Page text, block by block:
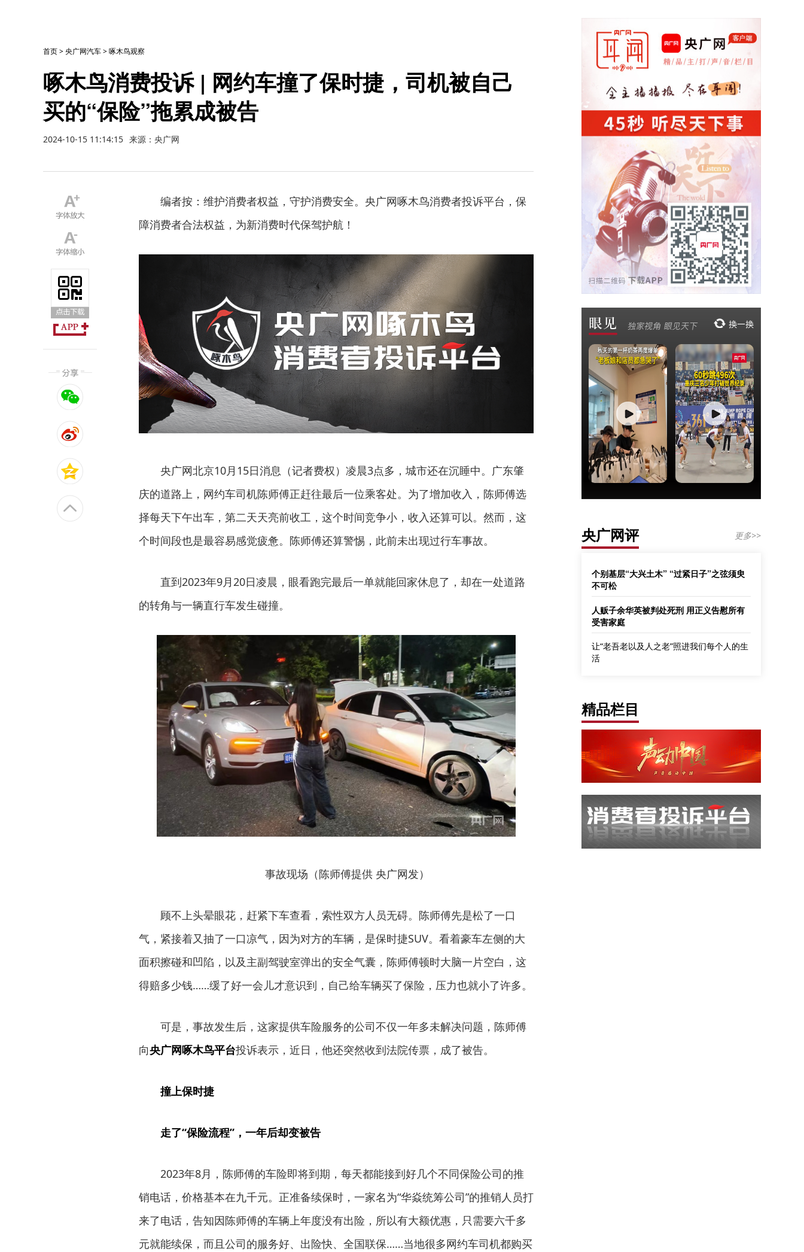
首页>央广网汽车>啄木鸟观察
啄木鸟消费投诉 | 网约车撞了保时捷，司机被自己
买的“保险”拖累成被告
2024-10-15 11:14:15 来源：央广网
编者按：维护消费者权益，守护消费安全。央广网啄木鸟消费者投诉平台，保
障消费者合法权益，为新消费时代保驾护航！
央广网北京10月15日消息（记者费权）凌晨3点多，城市还在沉睡中。广东肇
庆的道路上，网约车司机陈师傅正赶往最后一位乘客处。为了增加收入，陈师傅选
择每天下午出车，第二天天亮前收工，这个时间竞争小，收入还算可以。然而，这
个时间段也是最容易感觉疲惫。陈师傅还算警惕，此前未出现过行车事故。
直到2023年9月20日凌晨，眼看跑完最后一单就能回家休息了，却在一处道路
的转角与一辆直行车发生碰撞。
事故现场（陈师傅提供 央广网发）
顾不上头晕眼花，赶紧下车查看，索性双方人员无碍。陈师傅先是松了一口
气，紧接着又抽了一口凉气，因为对方的车辆，是保时捷SUV。看着豪车左侧的大
面积擦碰和凹陷，以及主副驾驶室弹出的安全气囊，陈师傅顿时大脑一片空白，这
得赔多少钱……缓了好一会儿才意识到，自己给车辆买了保险，压力也就小了许多。
可是，事故发生后，这家提供车险服务的公司不仅一年多未解决问题，陈师傅
向央广网啄木鸟平台投诉表示，近日，他还突然收到法院传票，成了被告。
撞上保时捷
走了“保险流程”，一年后却变被告
2023年8月，陈师傅的车险即将到期，每天都能接到好几个不同保险公司的推
销电话，价格基本在九千元。正准备续保时，一家名为“华焱统筹公司”的推销人员打
来了电话，告知因陈师傅的车辆上年度没有出险，所以有大额优惠，只需要六千多
元就能续保，而且公司的服务好、出险快、全国联保……当地很多网约车司机都购买
央广网评 更多>>
个别基层“大兴土木” “过紧日子”之弦须臾
不可松
人贩子余华英被判处死刑 用正义告慰所有
受害家庭
让“老吾老以及人之老”照进我们每个人的生
活
精品栏目